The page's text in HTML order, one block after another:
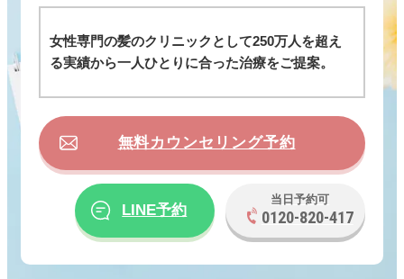
女性専門の髪のクリニックとして250万人を超え
る実績から一人ひとりに合った治療をご提案。
無料カウンセリング予約
LINE予約
当日予約可
0120-820-417